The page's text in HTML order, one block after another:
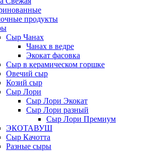
продукты
Сыр Чанах
Чанах в ведре
Экокат фасовка
Сыр в керамическом горшке
Овечий сыр
Козий сыр
Сыр Лори
Сыр Лори Экокат
Сыр Лори разный
Сыр Лори Премиум
ЭКОТАВУШ
Сыр Качотта
Разные сыры